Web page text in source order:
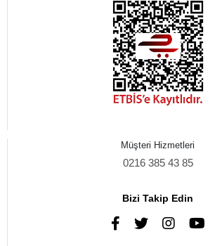
Müşteri Hizmetleri
0216 385 43 85
Bizi Takip Edin